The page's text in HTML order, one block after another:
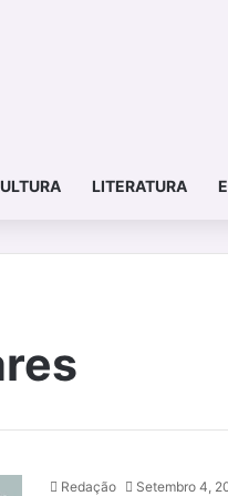
LITERATURA
Redação Setembro 4,